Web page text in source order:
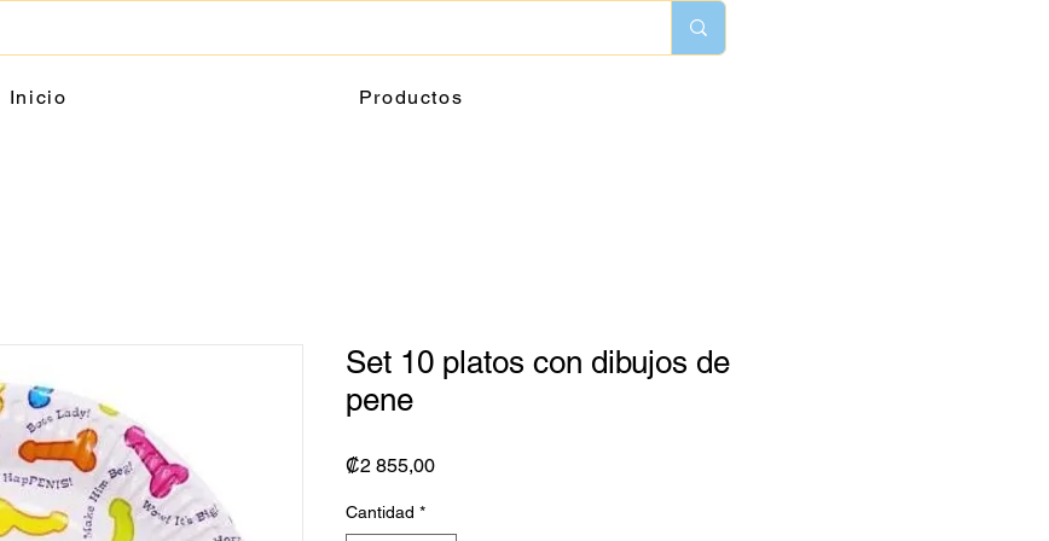
Inicio Productos
Set 10 platos con dibujos de
pene
₡2 855,00Precio
Cantidad *